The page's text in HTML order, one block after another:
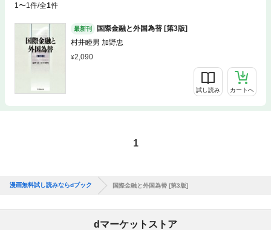
1〜1件/全1件
最新刊
国際金融と外国為替 [第3版]
村井睦男 加野忠
2,090
試し読み カートへ
1
漫画無料試し読みならdブック 国際金融と外国為替 [第3版]
dマーケットストア